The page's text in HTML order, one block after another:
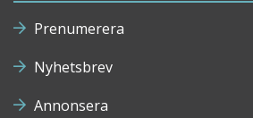
Prenumerera
Nyhetsbrev
Annonsera